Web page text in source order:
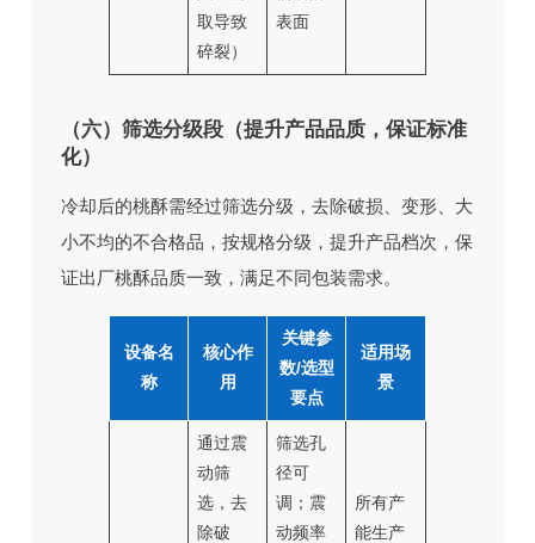
取导致
碎裂）
表面
（六）筛选分级段（提升产品品质，保证标准
化）
冷却后的桃酥需经过筛选分级，去除破损、变形、大
小不均的不合格品，按规格分级，提升产品档次，保
证出厂桃酥品质一致，满足不同包装需求。
设备名
称
核心作
用
关键参
数/选型
要点
适用场
景
通过震
动筛
选，去
除破
筛选孔
径可
调；震
动频率
所有产
能生产